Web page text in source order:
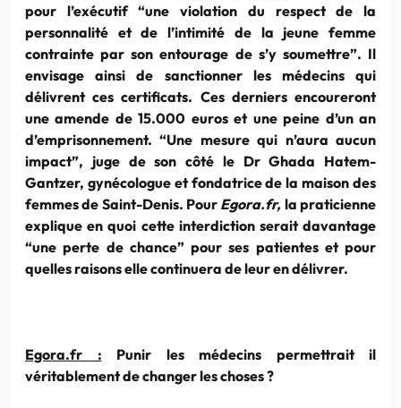
pour l’exécutif “une violation du respect de la
personnalité et de l’intimité de la jeune femme
contrainte par son entourage de s’y soumettre”. Il
envisage ainsi de sanctionner les médecins qui
délivrent ces certificats. Ces derniers encoureront
une amende de 15.000 euros et une peine d’un an
d’emprisonnement. “Une mesure qui n’aura aucun
impact”, juge de son côté le Dr Ghada Hatem-
Gantzer, gynécologue et fondatrice de la maison des
femmes de Saint-Denis. Pour Egora.fr, la praticienne
explique en quoi cette interdiction serait davantage
“une perte de chance” pour ses patientes et pour
quelles raisons elle continuera de leur en délivrer.
Egora.fr : Punir les médecins permettrait il
véritablement de changer les choses ?